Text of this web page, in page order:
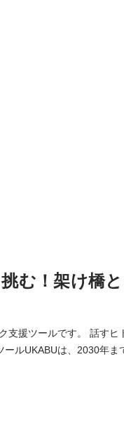
む！架け橋
支援ツールです。 話すヒ
ルUKABUは、2030年ま
くかを描き、それに沿っ